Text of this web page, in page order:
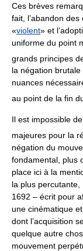
Ces brèves
fait, l’abandon
«violent» et
uniforme du point
grands principes
la négation
nuances
au point de la fin
Il est impossible
majeures pour la
négation du
fondamental, plus
place ici à la
la plus percutante,
1692 – écrit pour
une cinématique
dont l’acquisition
quelque autre
mouvement